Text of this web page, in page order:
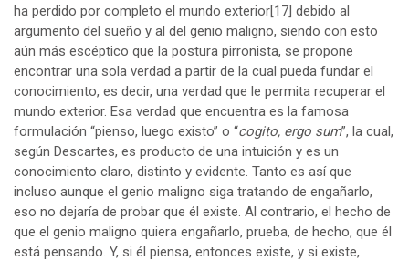
ha perdido por completo el mundo exterior[17] debido al
argumento del sueño y al del genio maligno, siendo con esto
aún más escéptico que la postura pirronista, se propone
encontrar una sola verdad a partir de la cual pueda fundar el
conocimiento, es decir, una verdad que le permita recuperar el
mundo exterior. Esa verdad que encuentra es la famosa
formulación “pienso, luego existo” o “cogito, ergo sum”, la cual,
según Descartes, es producto de una intuición y es un
conocimiento claro, distinto y evidente. Tanto es así que
incluso aunque el genio maligno siga tratando de engañarlo,
eso no dejaría de probar que él existe. Al contrario, el hecho de
que el genio maligno quiera engañarlo, prueba, de hecho, que él
está pensando. Y, si él piensa, entonces existe, y si existe,